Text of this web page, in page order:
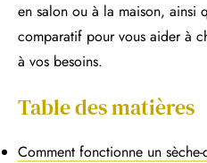
en salon ou à la maison, ainsi
comparatif pour vous aider à
à vos besoins.
Table des matières
Comment fonctionne un